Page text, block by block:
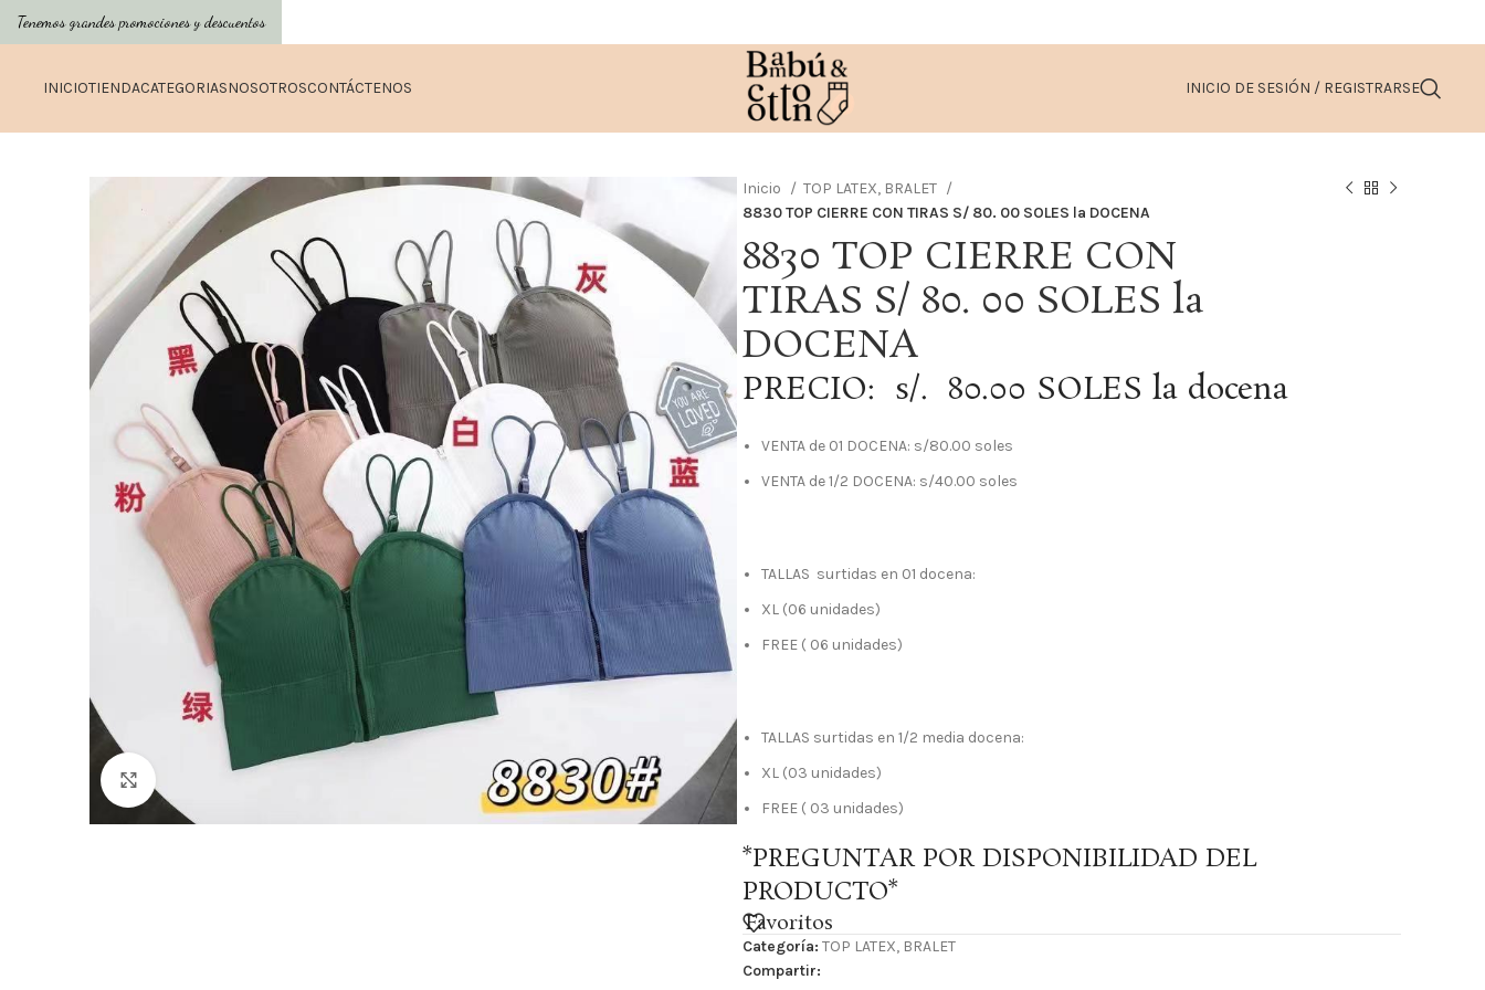
INICIOTIENDACATEGORIASNOSOTROSCONTÁCTENOS INICIO DE SESIÓN / REGISTRARSE
Inicio
TOP LATEX, BRALET
8830 TOP CIERRE CON TIRAS S/ 80. 00 SOLES la DOCENA
8830 TOP CIERRE CON
TIRAS S/ 80. 00 SOLES la
DOCENA
PRECIO: s/. 80.00 SOLES la docena
VENTA de 01 DOCENA: s/80.00 soles
VENTA de 1/2 DOCENA: s/40.00 soles
TALLAS surtidas en 01 docena:
XL (06 unidades)
FREE ( 06 unidades)
TALLAS surtidas en 1/2 media docena:
XL (03 unidades)
FREE ( 03 unidades)
*PREGUNTAR POR DISPONIBILIDAD DEL
PRODUCTO*
Favoritos
Categoría: TOP LATEX, BRALET
Compartir:
Tenemos grandes promociones y descuentos